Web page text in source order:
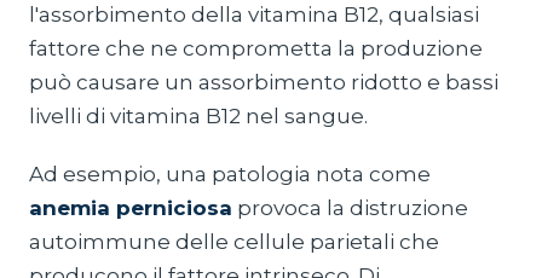
l'assorbimento della vitamina B12, qualsiasi
fattore che ne comprometta la produzione
può causare un assorbimento ridotto e bassi
livelli di vitamina B12 nel sangue.
Ad esempio, una patologia nota come
anemia perniciosa provoca la distruzione
autoimmune delle cellule parietali che